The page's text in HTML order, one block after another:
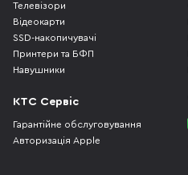
Телевізори
Відеокарти
SSD-накопичувачі
Принтери та БФП
Навушники
КТС Сервіс
Гарантійне обслуговування
Авторизація Apple